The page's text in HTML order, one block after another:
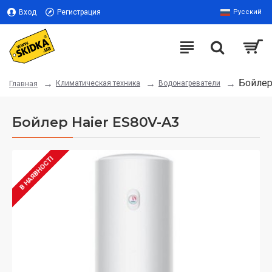
Вход Регистрация Русский
Главная Климатическая техника Водонагреватели
Бойлер Haier ES80V-A3
В НАЯВНОСТІ